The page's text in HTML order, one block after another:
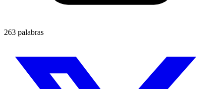
263 palabras